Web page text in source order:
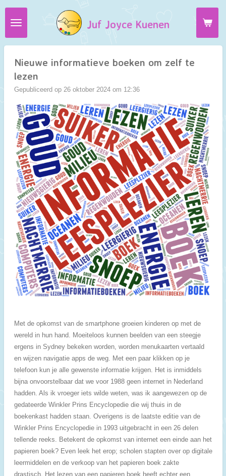
Ga
direct
de
Juf Joyce Kuenen
Nieuwe informatieve boeken om zelf te
lezen
Gepubliceerd op 26 oktober 2024 om 12:36
Met de opkomst van de smartphone groeien kinderen op met de
wereld in hun hand. Moeiteloos kunnen beelden van een steegje
ergens in Sydney bekeken worden, worden menukaarten vertaald
en wijzen navigatie apps de weg. Met een paar klikken op je
telefoon kun je alle gewenste informatie krijgen. Het is inmiddels
bijna onvoorstelbaar dat we voor 1988 geen internet in Nederland
hadden. Als ik vroeger iets wilde weten, was ik aangewezen op de
gedateerde Winkler Prins Encyclopedie die wij thuis in de
boekenkast hadden staan. Overigens is de laatste editie van de
Winkler Prins Encyclopedie in 1993 uitgebracht in een 26 delen
tellende reeks. Betekent de opkomst van internet een einde aan het
papieren boek? Even leek het erop; scholen stapten over op digitale
leermiddelen en de verkoop van het papieren boek zakte
drastisch. Het lezen van een papieren boek heeft echter een